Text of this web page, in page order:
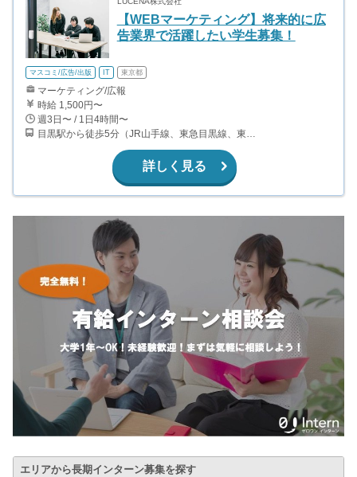
【WEBマーケティング】将来的に広
告業界で活躍したい学生募集！
マスコミ/広告/出版 IT 東京都
マーケティング/広報
時給 1,500円〜
週3日〜 / 1日4時間〜
目黒駅から徒歩5分（JR山手線、東急目黒線、東京メトロ南北線、都営三田線）
詳しく見る
エリアから長期インターン募集を探す